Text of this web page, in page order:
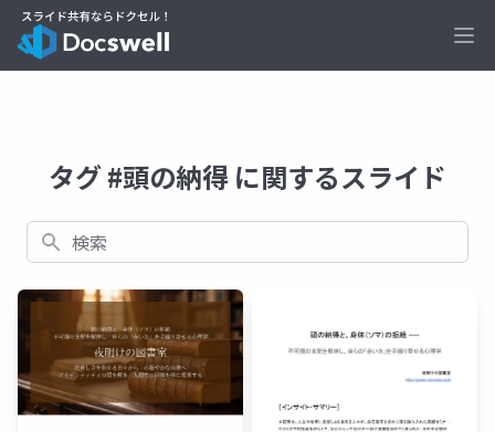
タグ #頭の納得 に関するスライド
検索